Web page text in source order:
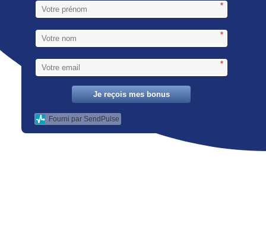
*
*
*
Je reçois mes bonus
Fourni par SendPulse